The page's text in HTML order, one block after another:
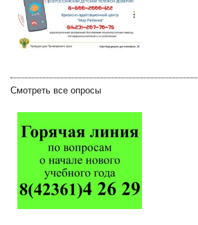
Смотреть все опросы